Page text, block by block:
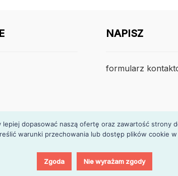
NAPISZ
formularz
dopasować naszą ofertę oraz zawartość
warunki przechowania lub dostęp plików cookie
Zgoda Nie wyrażam zgody